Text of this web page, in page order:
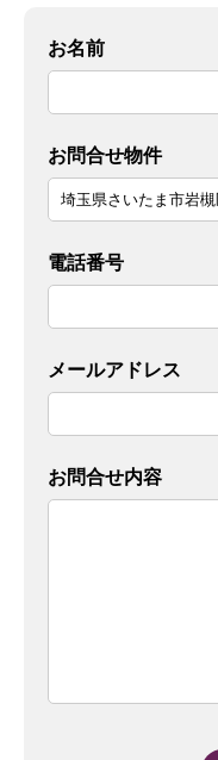
お名前
お問合せ物件
電話番号
メールアドレス
お問合せ内容